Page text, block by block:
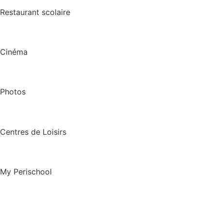
Restaurant scolaire
Cinéma
Photos
Centres de Loisirs
My Perischool